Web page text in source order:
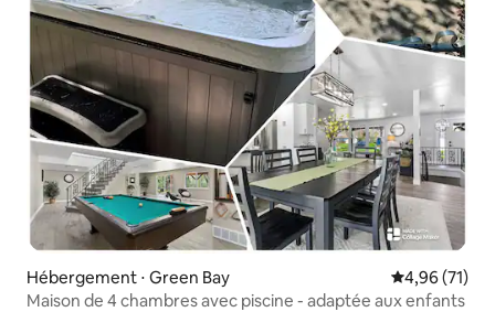
Hébergement ⋅ Green Bay Évaluation
4,96 (71)
Maison de 4 chambres avec piscine - adaptée aux enfants